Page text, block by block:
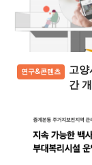
연구&콘텐츠
고
간